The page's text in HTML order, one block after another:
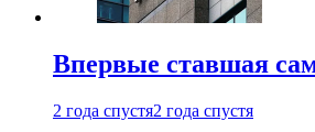
Впервые ставшая
2 года спустя2 года спустя